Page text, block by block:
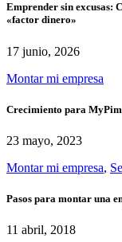
Emprender sin excusas:
«factor dinero»
17 junio, 2026
Montar mi empresa
Crecimiento para
23 mayo, 2023
Montar mi empresa,
Pasos para montar una
11 abril, 2018